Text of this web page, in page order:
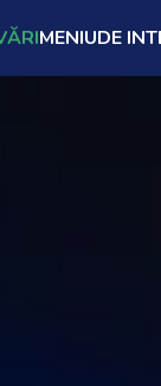
MENIUDE